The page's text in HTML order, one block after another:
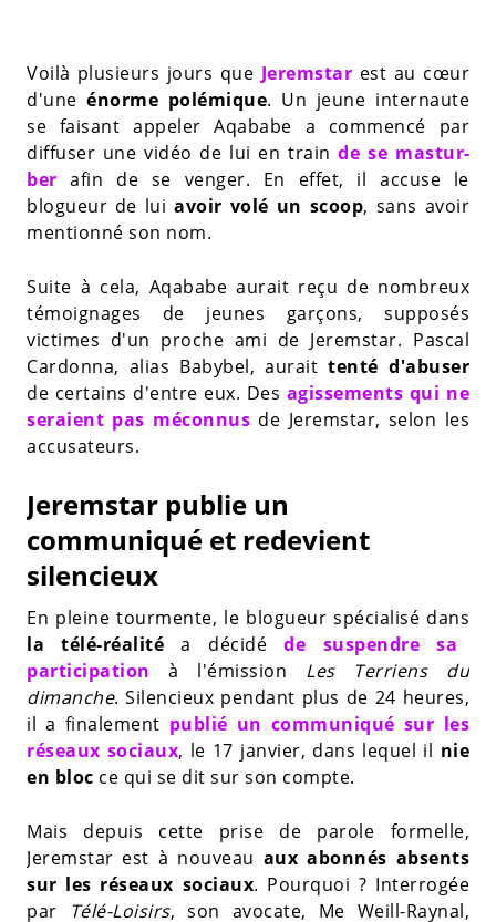
Voilà plusieurs jours que Jeremstar est au cœur
d'uneénorme polémique. Un jeune internaute
se faisant appeler Aqababe a commencé par
diffuser une vidéo de lui en trainde se mastur­
ber afin de se venger. En effet, il accuse le
blogueur de luiavoir volé un scoop, sans avoir
mentionné son nom.
Suite à cela, Aqababe aurait reçu de nombreux
témoignages de jeunes garçons, supposés
victimes d'un proche ami de Jeremstar. Pascal
Cardonna, alias Babybel, auraittenté d'abuser
de certains d'entre eux. Des agissements qui ne
seraient pas méconnus de Jeremstar, selon les
accusateurs.
Jeremstar publie un
communiqué et redevient
silencieux
En pleine tourmente, le blogueur spécialisé dans
la télé-réalité a décidéde suspendre sa
participation à l'émission Les Terriens du
dimanche. Silencieux pendant plus de 24 heures,
il a finalement publié un communiqué sur les
réseaux sociaux, le 17 janvier, dans lequel il nie
en bloc ce qui se dit sur son compte.
Mais depuis cette prise de parole formelle,
Jeremstar est à nouveau aux abonnés absents
sur les réseaux sociaux. Pourquoi ? Interrogée
par
Télé-Loisirs, son avocate, Me Weill-Raynal,